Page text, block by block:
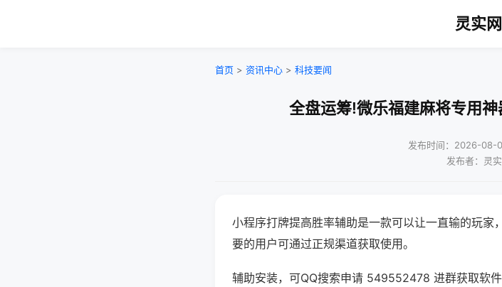
灵实网
首页 > 资讯中心 > 科技要闻
全盘运筹!微乐福建麻将专用
发布时间：2026-08-
发布者：灵
小程序打牌提高胜率辅助是一款可以让一直输的玩家
要的用户可通过正规渠道获取使用。
辅助安装，可QQ搜索申请 549552478 进群获取软